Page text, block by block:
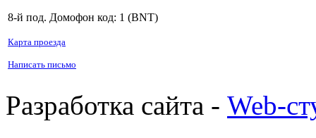
8-й под. Домофон код: 1 (BNT)
Карта проезда
Написать письмо
Разработка сайта - Web-